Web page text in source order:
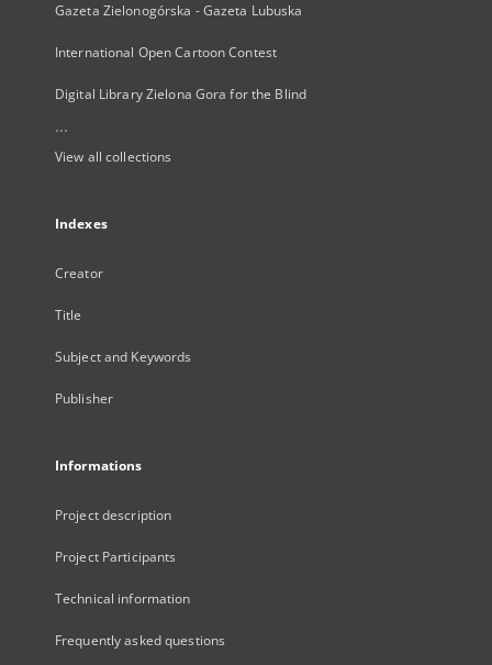
Gazeta Zielonogórska - Gazeta Lubuska
International Open Cartoon Contest
Digital Library Zielona Gora for the Blind
...
View all collections
Indexes
Creator
Title
Subject and Keywords
Publisher
Informations
Project description
Project Participants
Technical information
Frequently asked questions